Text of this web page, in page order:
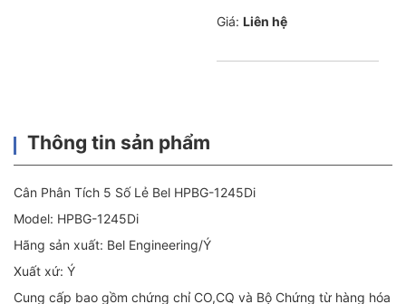
Giá: Liên hệ
Thông tin sản phẩm
Cân Phân Tích 5 Số Lẻ Bel HPBG-1245Di
Model: HPBG-1245Di
Hãng sản xuất: Bel Engineering/Ý
Xuất xứ: Ý
Cung cấp bao gồm chứng chỉ CO,CQ và Bộ Chứng từ hàng hóa